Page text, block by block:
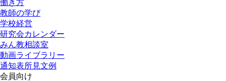
働き方
教師の学び
学校経営
研究会カレンダー
みん教相談室
動画ライブラリー
通知表所見文例
会員向け